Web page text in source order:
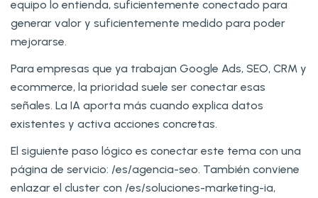
equipo lo entienda, suficientemente conectado para
generar valor y suficientemente medido para poder
mejorarse.
Para empresas que ya trabajan Google Ads, SEO, CRM y
ecommerce, la prioridad suele ser conectar esas
señales. La IA aporta más cuando explica datos
existentes y activa acciones concretas.
El siguiente paso lógico es conectar este tema con una
página de servicio: /es/agencia-seo. También conviene
enlazar el cluster con /es/soluciones-marketing-ia,